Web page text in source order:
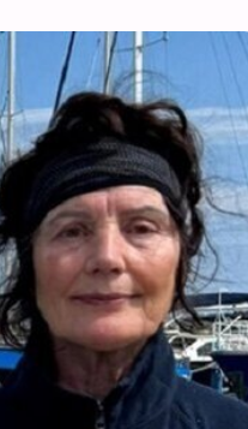
Резкое предупреждение
Саны в адрес Эр-Рияда